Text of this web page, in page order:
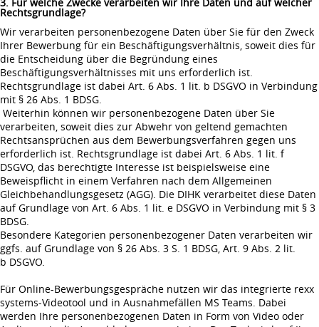
Rechtsgrundlage?
Wir verarbeiten personenbezogene Daten über Sie für den Zweck
Ihrer Bewerbung für ein Beschäftigungsverhältnis, soweit dies für
die Entscheidung über die Begründung eines
Beschäftigungsverhältnisses mit uns erforderlich ist.
Rechtsgrundlage ist dabei Art. 6 Abs. 1 lit. b DSGVO in Verbindung
mit § 26 Abs. 1 BDSG.
Weiterhin können wir personenbezogene Daten über Sie
verarbeiten, soweit dies zur Abwehr von geltend gemachten
Rechtsansprüchen aus dem Bewerbungsverfahren gegen uns
erforderlich ist. Rechtsgrundlage ist dabei Art. 6 Abs. 1 lit. f
DSGVO, das berechtigte Interesse ist beispielsweise eine
Beweispflicht in einem Verfahren nach dem Allgemeinen
Gleichbehandlungsgesetz (AGG). Die DIHK verarbeitet diese Daten
auf Grundlage von Art. 6 Abs. 1 lit. e DSGVO in Verbindung mit § 3
BDSG.
Besondere Kategorien personenbezogener Daten verarbeiten wir
ggfs. auf Grundlage von § 26 Abs. 3 S. 1 BDSG, Art. 9 Abs. 2 lit.
b DSGVO.
Für Online-Bewerbungsgespräche nutzen wir das integrierte rexx
systems-Videotool und in Ausnahmefällen MS Teams. Dabei
werden Ihre personenbezogenen Daten in Form von Video oder